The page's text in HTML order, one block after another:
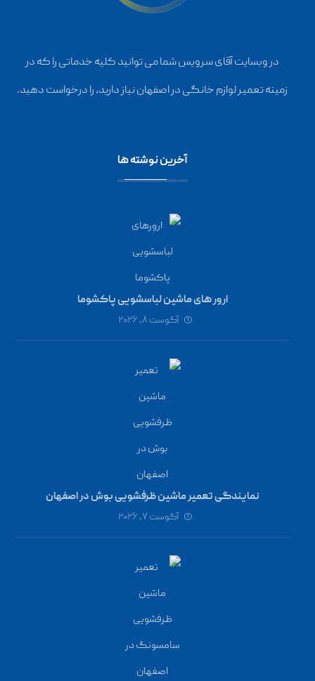
در وبسایت آقای سرویس شما می توانید کلیه خدماتی را که در
زمینه تعمیر لوازم خانگی در اصفهان نیاز دارید، را درخواست دهید.
آخرین نوشته ها
ارور های ماشین لباسشویی پاکشوما
آگوست ۸, ۲۰۲۶
نمایندگی تعمیر ماشین ظرفشویی بوش در اصفهان
آگوست ۷, ۲۰۲۶